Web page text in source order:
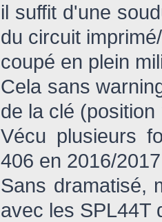
il suffit d'une
du circuit
coupé en plein
Cela sans
de la clé
Vécu plusieurs
406 en 2016/
Sans dramatisé,
avec les SPL44T